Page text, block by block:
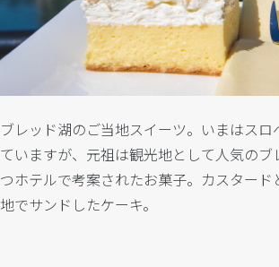
ブレッド湖のご当地スイーツ。いまはス
ていますが、元祖は観光地として人気の
つホテルで考案されたお菓子。カスター
地でサンドしたケーキ。